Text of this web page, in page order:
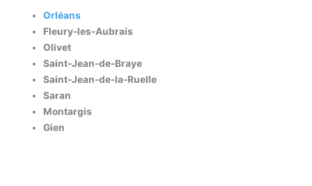
Orléans
Fleury-les-Aubrais
Olivet
Saint-Jean-de-Braye
Saint-Jean-de-la-Ruelle
Saran
Montargis
Gien